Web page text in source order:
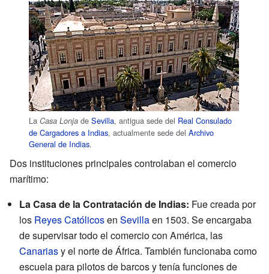
La Casa Lonja de Sevilla, antigua sede del Real Consulado
de Cargadores a Indias, actualmente sede del Archivo
General de Indias.
Dos instituciones principales controlaban el comercio
marítimo:
La Casa de la Contratación de Indias: Fue creada por
los Reyes Católicosen Sevillaen 1503. Se encargaba
de supervisar todo el comercio con América, las
Canariasy el norte de África. También funcionaba como
escuela para pilotos de barcos y tenía funciones de